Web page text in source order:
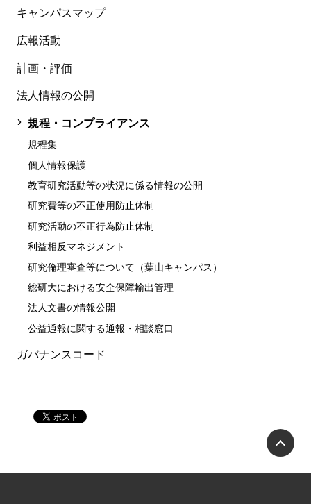
キャンパスマップ
広報活動
計画・評価
法人情報の公開
規程・コンプライアンス
規程集
個人情報保護
教育研究活動等の状況に係る情報の公開
研究費等の不正使用防止体制
研究活動の不正行為防止体制
利益相反マネジメント
研究倫理審査等について（葉山キャンパス）
総研大における安全保障輸出管理
法人文書の情報公開
公益通報に関する通報・相談窓口
ガバナンスコード